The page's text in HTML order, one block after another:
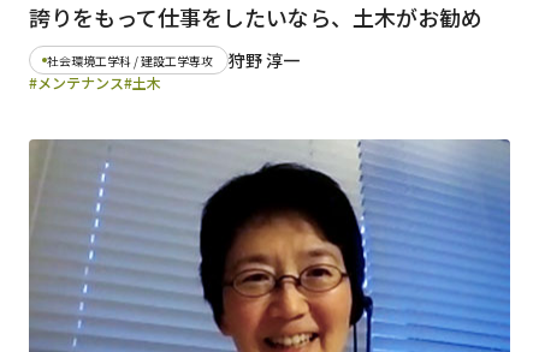
誇りをもって仕事をしたいなら、土木がお勧め
社会環境工学科 / 建設工学専攻 狩野 淳一
#メンテナンス#土木